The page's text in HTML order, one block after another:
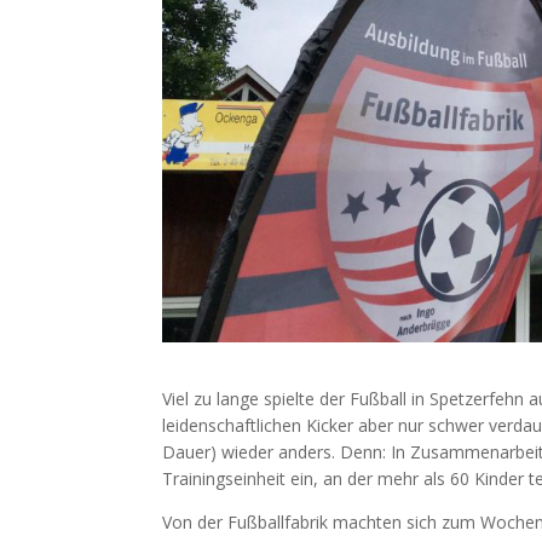
Viel zu lange spielte der Fußball in Spetzerfehn
leidenschaftlichen Kicker aber nur schwer
Dauer) wieder anders. Denn: In
Trainingseinheit ein, an der mehr als 60 Kinder
Von der Fußballfabrik machten sich zum